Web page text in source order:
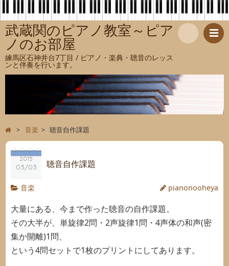
武蔵関のピアノ教室～ピア
ノのお部屋
練馬区石神井台7丁目 / ピアノ・楽典・聴音のレッス
ンと伴奏を行います。
索
> 音楽 > 聴音自作課題
2015
03/03 聴音自作課題
音楽 pianonooheya
大量にある、今まで作った聴音の自作課題。
その大半が、単旋律2問・2声旋律1問・4声体の和声(密
集か開離)1問、
という4問セットで1枚のプリントにしてあります。